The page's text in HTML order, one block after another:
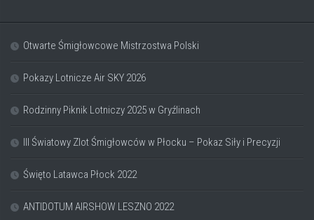
Otwarte Śmigłowcowe Mistrzostwa Polski
Pokazy Lotnicze Air SKY 2026
Rodzinny Piknik Lotniczy 2025 w Gryźlinach
III Światowy Zlot Śmigłowców w Płocku – Pokaz Siły i Precyzji
Święto Latawca Płock 2022
ANTIDOTUM AIRSHOW LESZNO 2022